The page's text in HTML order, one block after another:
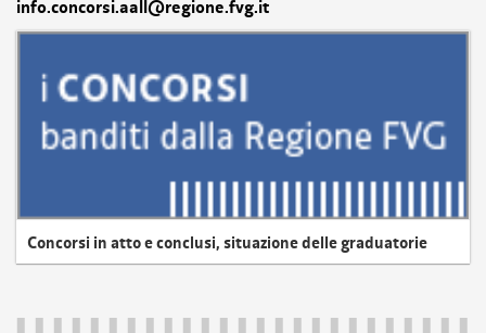
info.concorsi.aall@regione.fvg.it
Concorsi in atto e conclusi, situazione delle graduatorie